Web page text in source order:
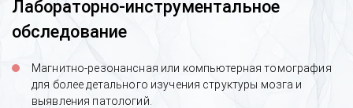
Лабораторно-инструментальное
обследование
Магнитно-резонансная или компьютерная томография
для более детального изучения структуры мозга и
выявления патологий.